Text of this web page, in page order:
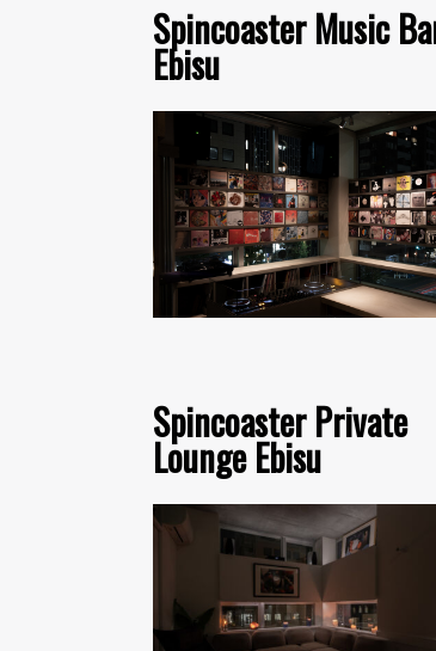
Spincoaster Music
Ebisu
Spincoaster Private
Lounge Ebisu